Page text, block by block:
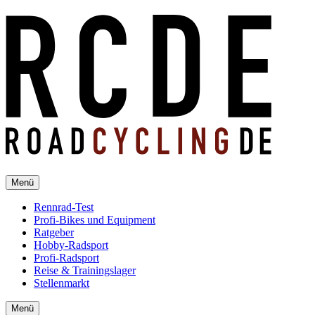
Menü
Rennrad-Test
Profi-Bikes und Equipment
Ratgeber
Hobby-Radsport
Profi-Radsport
Reise & Trainingslager
Stellenmarkt
Menü